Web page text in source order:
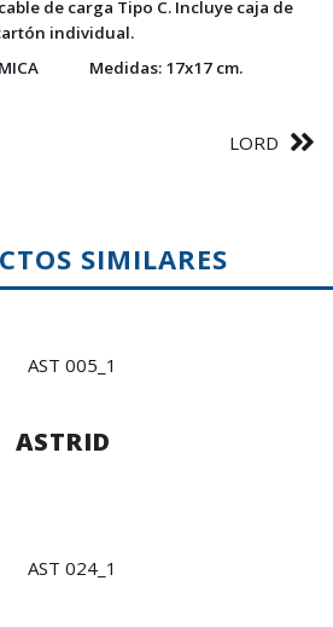
de carga Tipo C. Incluye caja de
individual.
Medidas: 17x17 cm.
LORD
SIMILARES
ASTRID